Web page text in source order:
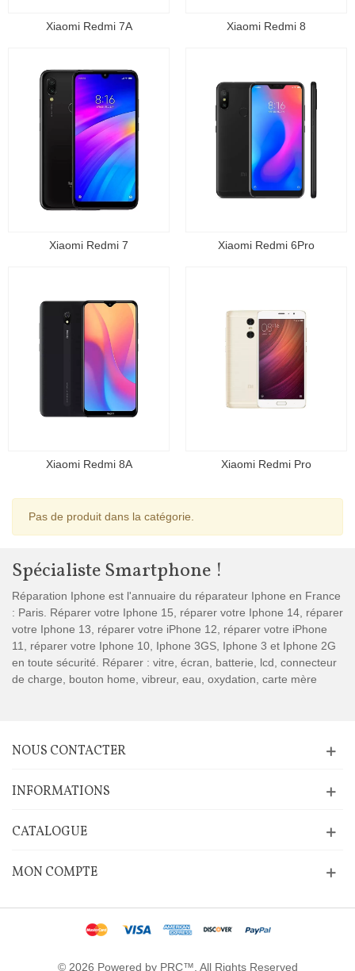
Xiaomi Redmi 7A Xiaomi Redmi 8
Xiaomi Redmi 7 Xiaomi Redmi 6Pro
Xiaomi Redmi 8A Xiaomi Redmi Pro
Pas de produit dans la catégorie.
Spécialiste Smartphone !
Réparation Iphone est l'annuaire du réparateur Iphone en France
: Paris. Réparer votre Iphone 15, réparer votre Iphone 14, réparer
votre Iphone 13, réparer votre iPhone 12, réparer votre iPhone
11, réparer votre Iphone 10, Iphone 3GS, Iphone 3 et Iphone 2G
en toute sécurité. Réparer : vitre, écran, batterie, lcd, connecteur
de charge, bouton home, vibreur, eau, oxydation, carte mère
NOUS CONTACTER
INFORMATIONS
CATALOGUE
MON COMPTE
© 2026 Powered by PRC™. All Rights Reserved